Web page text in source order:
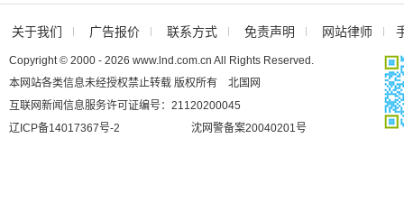
关于我们 广告报价 联系方式 免责声明 网站律师
Copyright © 2000 - 2026 www.lnd.com.cn All Rights Reserved.
本网站各类信息未经授权禁止转载 版权所有 北国网
互联网新闻信息服务许可证编号：21120200045
辽ICP备14017367号-2
沈网警备案20040201号